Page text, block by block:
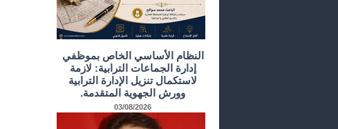
النظام الأساسي الخاص بموظفي
إدارة الجماعات الترابية: لازمة
لاستكمال تنزيل الإدارة الترابية
وورش الجهوية المتقدمة.
03/08/2026